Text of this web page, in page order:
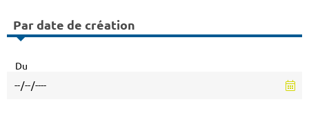
Par date de création
Du